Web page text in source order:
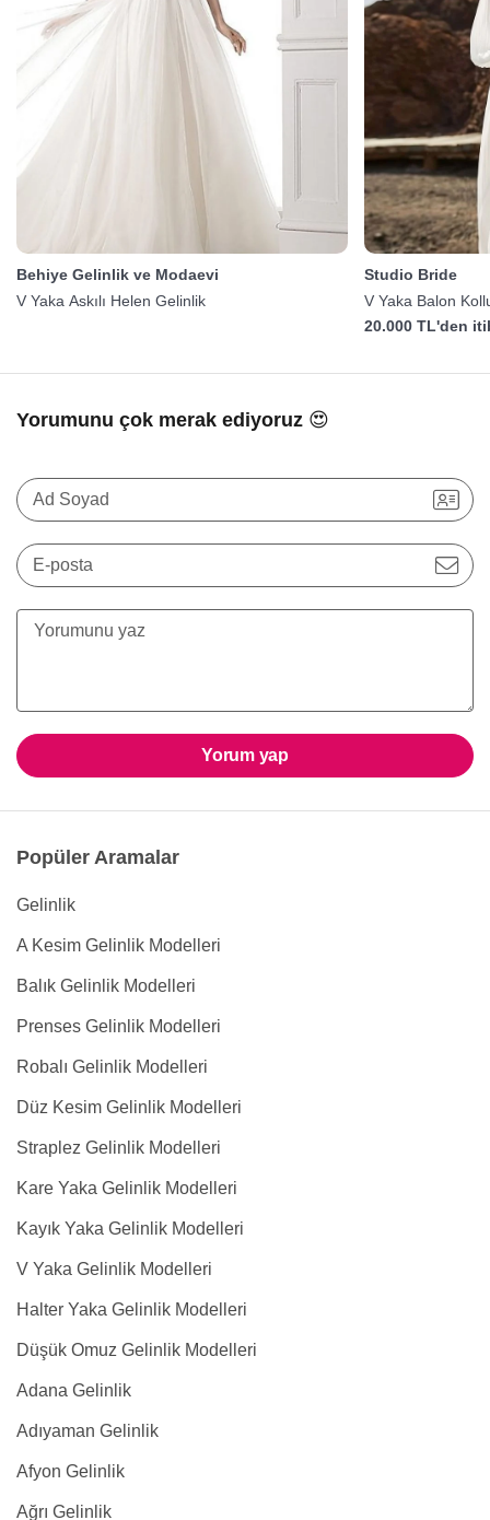
Behiye Gelinlik ve Modaevi
V Yaka Askılı Helen Gelinlik
Studio Bride
V Yaka Balon
20.000 TL'den
Yorumunu çok merak ediyoruz 😍
Ad Soyad
E-posta
Yorum yap
Popüler Aramalar
Gelinlik
A Kesim Gelinlik Modelleri
Balık Gelinlik Modelleri
Prenses Gelinlik Modelleri
Robalı Gelinlik Modelleri
Düz Kesim Gelinlik Modelleri
Straplez Gelinlik Modelleri
Kare Yaka Gelinlik Modelleri
Kayık Yaka Gelinlik Modelleri
V Yaka Gelinlik Modelleri
Halter Yaka Gelinlik Modelleri
Düşük Omuz Gelinlik Modelleri
Adana Gelinlik
Adıyaman Gelinlik
Afyon Gelinlik
Ağrı Gelinlik